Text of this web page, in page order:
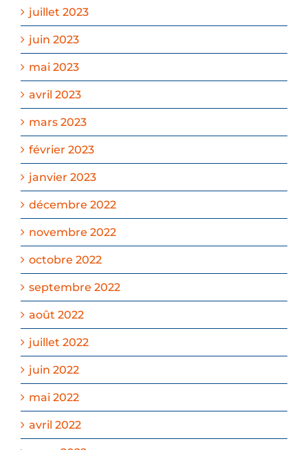
juillet 2023
juin 2023
mai 2023
avril 2023
mars 2023
février 2023
janvier 2023
décembre 2022
novembre 2022
octobre 2022
septembre 2022
août 2022
juillet 2022
juin 2022
mai 2022
avril 2022